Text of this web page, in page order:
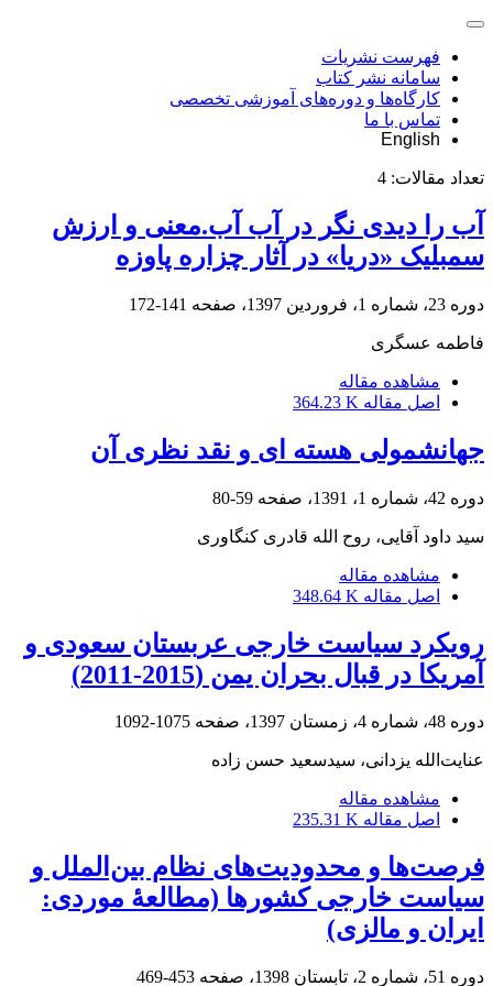
فهرست نشریات
سامانه نشر کتاب
کارگاه‌ها و دوره‌های آموزشی تخصصی
تماس با ما
English
تعداد مقالات: 4
آب را دیدی نگر در آب آب.معنی و ارزش
سمبلیک «دریا» در آثار چزاره پاوزه
دوره 23، شماره 1، فروردین 1397، صفحه 141-172
فاطمه عسگری
مشاهده مقاله
اصل مقاله 364.23 K
جهانشمولی هسته ای و نقد نظری آن
دوره 42، شماره 1، 1391، صفحه 59-80
سید داود آقایی، روح الله قادری کنگاوری
مشاهده مقاله
اصل مقاله 348.64 K
رویکرد سیاست خارجی عربستان سعودی و
آمریکا در قبال بحران یمن (2015-2011)
دوره 48، شماره 4، زمستان 1397، صفحه 1075-1092
عنایت‌الله یزدانی، سیدسعید حسن زاده
مشاهده مقاله
اصل مقاله 235.31 K
فرصت‌ها و محدودیت‌های نظام بین‌الملل و
سیاست خارجی کشورها (مطالعۀ موردی:
ایران و مالزی)
دوره 51، شماره 2، تابستان 1398، صفحه 453-469